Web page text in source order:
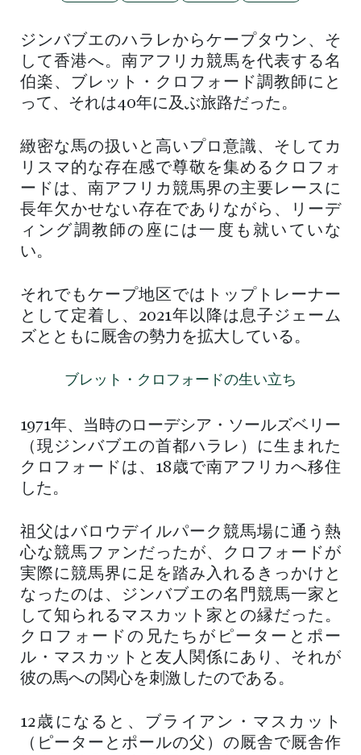
ジンバブエのハラレからケープタウン、そ
して香港へ。南アフリカ競馬を代表する名
伯楽、ブレット・クロフォード調教師にと
って、それは40年に及ぶ旅路だった。
緻密な馬の扱いと高いプロ意識、そしてカ
リスマ的な存在感で尊敬を集めるクロフォ
ードは、南アフリカ競馬界の主要レースに
長年欠かせない存在でありながら、リーデ
ィング調教師の座には一度も就いていな
い。
それでもケープ地区ではトップトレーナー
として定着し、2021年以降は息子ジェーム
ズとともに厩舎の勢力を拡大している。
ブレット・クロフォードの生い立ち
1971年、当時のローデシア・ソールズベリー
（現ジンバブエの首都ハラレ）に生まれた
クロフォードは、18歳で南アフリカへ移住
した。
祖父はバロウデイルパーク競馬場に通う熱
心な競馬ファンだったが、クロフォードが
実際に競馬界に足を踏み入れるきっかけと
なったのは、ジンバブエの名門競馬一家と
して知られるマスカット家との縁だった。
クロフォードの兄たちがピーターとポー
ル・マスカットと友人関係にあり、それが
彼の馬への関心を刺激したのである。
12歳になると、ブライアン・マスカット
（ピーターとポールの父）の厩舎で厩舎作